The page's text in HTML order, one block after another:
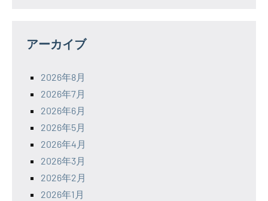
アーカイブ
2026年8月
2026年7月
2026年6月
2026年5月
2026年4月
2026年3月
2026年2月
2026年1月